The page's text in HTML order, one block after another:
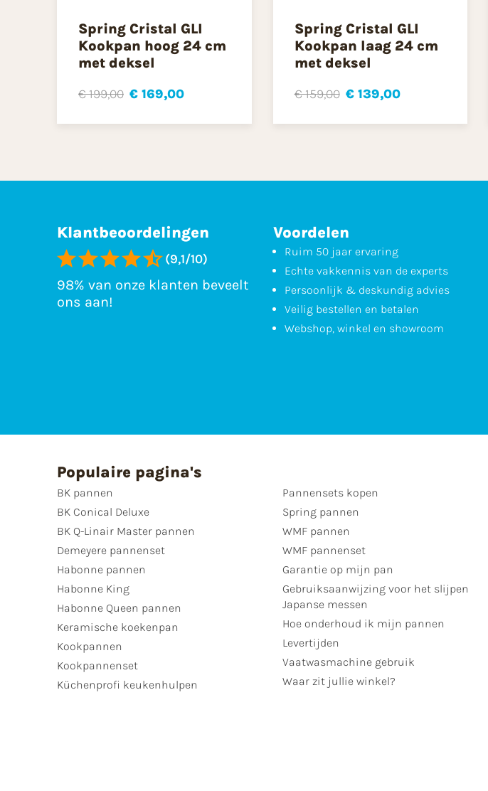
Spring Cristal GLI
Kookpan hoog 24 cm
met deksel
€ 199,00 € 169,00
Spring Cristal GLI
Kookpan laag 24 cm
met deksel
€ 159,00 € 139,00
Klantbeoordelingen
(9,1/10)
98% van onze klanten beveelt
ons aan!
Voordelen
Ruim 50 jaar ervaring
Echte vakkennis van de experts
Persoonlijk & deskundig advies
Veilig bestellen en betalen
Webshop, winkel en showroom
Populaire pagina's
BK pannen
BK Conical Deluxe
BK Q-Linair Master pannen
Demeyere pannenset
Habonne pannen
Habonne King
Habonne Queen pannen
Keramische koekenpan
Kookpannen
Kookpannenset
Küchenprofi keukenhulpen
Pannensets kopen
Spring pannen
WMF pannen
WMF pannenset
Garantie op mijn pan
Gebruiksaanwijzing voor het slijpen
Japanse messen
Hoe onderhoud ik mijn pannen
Levertijden
Vaatwasmachine gebruik
Waar zit jullie winkel?